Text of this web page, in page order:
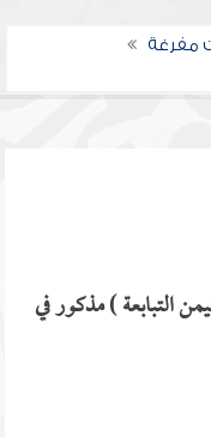
مفرغة
التبابعة ) مذكور في